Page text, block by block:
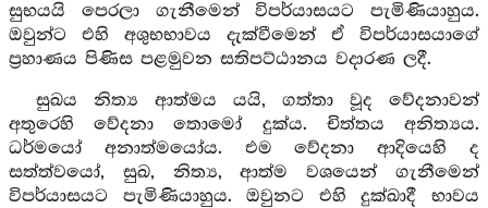
සුභයයි පෙරලා ගැනීමෙන් විපර්යාසයට පැමිණියාහුය.
ඔවුන්ට එහි අශුභභාවය දැක්වීමෙන් ඒ විපර්යාසයාගේ
ප්‍රහාණය පිණිස පළමුවන සතිපට්ඨානය වදාරණ ලදී.
සුඛය නිත්‍ය ආත්මය යයි, ගත්තා වූද වේදනාවන්
අතුරෙහි වේදනා තොමෝ දුක්ය. චිත්තය අනිත්‍යය.
ධර්මයෝ අනාත්මයෝය. එම වේදනා ආදියෙහි ද
සත්ත්වයෝ, සුඛ, නිත්‍ය, ආත්ම වශයෙන් ගැනීමෙන්
විපර්යාසයට පැමිණියාහුය. ඔවුනට එහි දුක්ඛාදී භාවය